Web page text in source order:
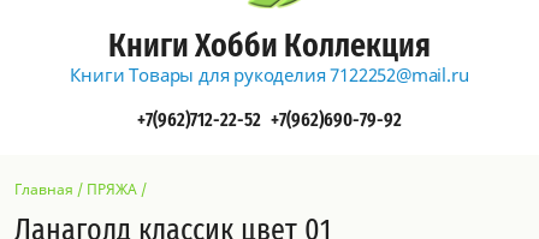
Книги Хобби Коллекция
Книги Товары для рукоделия 7122252@mail.ru
+7(962)712-22-52 +7(962)690-79-92
Главная / ПРЯЖА /
Ланаголд классик цвет 01